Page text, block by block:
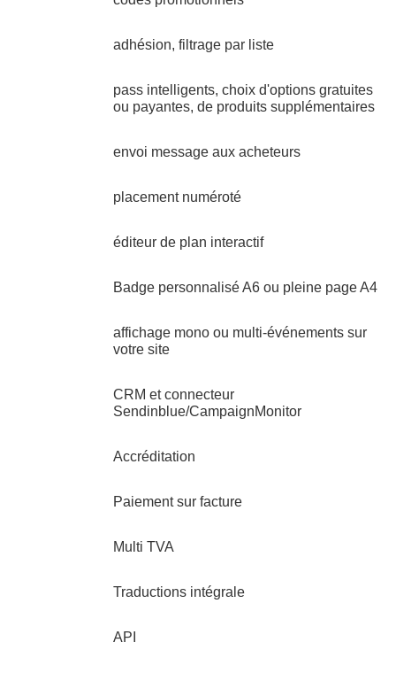
adhésion, filtrage par liste
pass intelligents, choix d'options gratuites
ou payantes, de produits supplémentaires
envoi message aux acheteurs
placement numéroté
éditeur de plan interactif
Badge personnalisé A6 ou pleine page A4
affichage mono ou multi-événements sur
votre site
CRM et connecteur
Sendinblue/CampaignMonitor
Accréditation
Paiement sur facture
Multi TVA
Traductions intégrale
API